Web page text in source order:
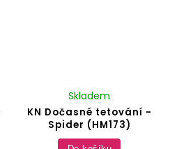
KN Dočasné tetování -
Spider (HM173)
Skladem